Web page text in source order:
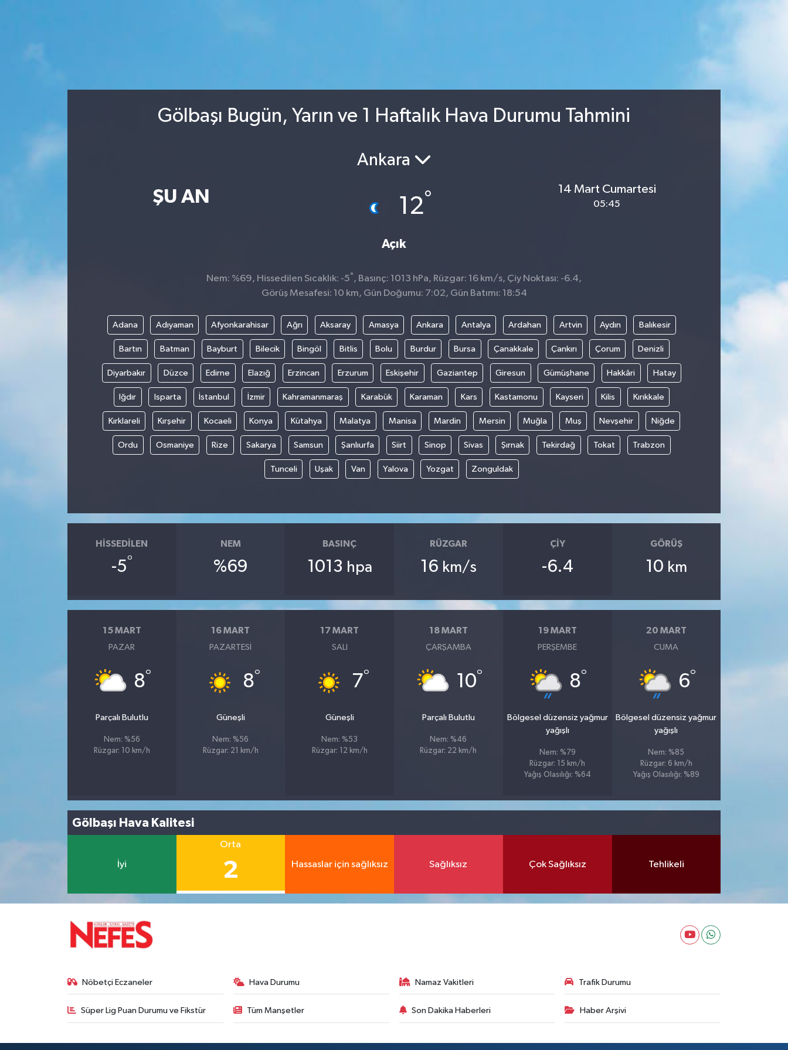
Gölbaşı Bugün, Yarın ve 1 Haftalık Hava Durumu Tahmini
ŞU AN
Ankara
12°
Açık
14 Mart Cumartesi
05:45
Nem: %69, Hissedilen Sıcaklık: -5° , Basınç: 1013 hPa, Rüzgar: 16 km/s, Çiy Noktası: -6.4,
Görüş Mesafesi: 10 km, Gün Doğumu: 7:02, Gün Batımı: 18:54
Adana Adıyaman Afyonkarahisar Ağrı Aksaray Amasya Ankara Antalya Ardahan Artvin Aydın Balıkesir
Bartın Batman Bayburt Bilecik Bingöl Bitlis Bolu Burdur Bursa Çanakkale Çankırı Çorum Denizli
Diyarbakır Düzce Edirne Elazığ Erzincan Erzurum Eskişehir Gaziantep Giresun Gümüşhane Hakkâri Hatay
Iğdır Isparta İstanbul İzmir Kahramanmaraş Karabük Karaman Kars Kastamonu Kayseri Kilis Kırıkkale
Kırklareli Kırşehir Kocaeli Konya Kütahya Malatya Manisa Mardin Mersin Muğla Muş Nevşehir Niğde
Ordu Osmaniye Rize Sakarya Samsun Şanlıurfa Siirt Sinop Sivas Şırnak Tekirdağ Tokat Trabzon
Tunceli Uşak Van Yalova Yozgat Zonguldak
HISSEDILEN
-5°
NEM
%69
BASINÇ
1013 hpa
RÜZGAR
16 km/s
ÇIY
-6.4
GÖRÜŞ
10 km
15 MART
PAZAR
8°
Parçalı Bulutlu
Nem: %56
Rüzgar: 10 km/h
16 MART
PAZARTESI
8°
Güneşli
Nem: %56
Rüzgar: 21 km/h
17 MART
SALI
7°
Güneşli
Nem: %53
Rüzgar: 12 km/h
18 MART
ÇARŞAMBA
10°
Parçalı Bulutlu
Nem: %46
Rüzgar: 22 km/h
19 MART
PERŞEMBE
8°
Bölgesel düzensiz yağmur
yağışlı
Nem: %79
Rüzgar: 15 km/h
Yağış Olasılığı: %64
20 MART
CUMA
6°
Bölgesel düzensiz yağmur
yağışlı
Nem: %85
Rüzgar: 6 km/h
Yağış Olasılığı: %89
Gölbaşı Hava Kalitesi
İyi
Orta
2 Hassaslar için sağlıksız Sağlıksız Çok Sağlıksız Tehlikeli
Nöbetçi Eczaneler Hava Durumu Namaz Vakitleri Trafik Durumu
Süper Lig Puan Durumu ve Fikstür Tüm Manşetler Son Dakika Haberleri Haber Arşivi